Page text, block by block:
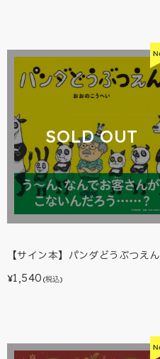
SOLD OUT
【サイン本】パンダどうぶつえん
¥1,540 (税込)